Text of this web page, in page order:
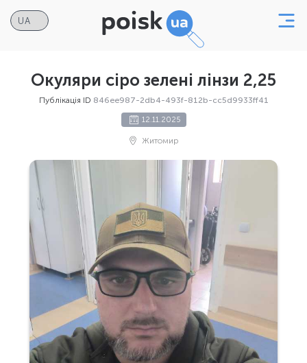
Окуляри сіро зелені лінзи 2,25
Публікація ID 846ee987-2db4-493f-812b-cc5d9933ff41
12.11.2025
Житомир